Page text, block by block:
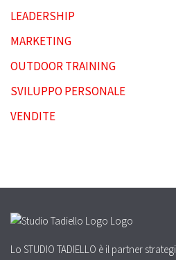
LEADERSHIP
MARKETING
OUTDOOR TRAINING
SVILUPPO PERSONALE
VENDITE
Lo STUDIO TADIELLO è il partner